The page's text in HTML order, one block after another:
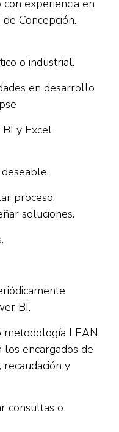
experiencia en
Concepción.
o industrial.
en desarrollo
y Excel
proceso,
soluciones.
BI.
metodología LEAN
los encargados de
recaudación y
consultas o